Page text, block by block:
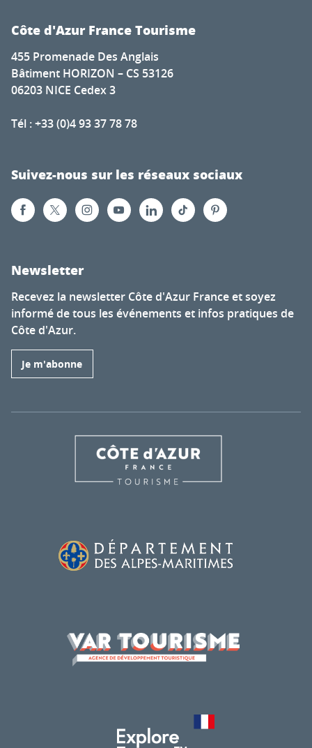
Côte d'Azur France Tourisme
455 Promenade Des Anglais
Bâtiment HORIZON – CS 53126
06203 NICE Cedex 3
Tél : +33 (0)4 93 37 78 78
Suivez-nous sur les réseaux sociaux
Newsletter
Recevez la newsletter Côte d'Azur France et soyez
informé de tous les événements et infos pratiques de
Côte d'Azur.
Je m'abonne